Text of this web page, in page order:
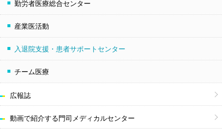
勤労者医療総合センター
産業医活動
入退院支援・患者サポートセンター
チーム医療
広報誌
動画で紹介する門司メディカルセンター